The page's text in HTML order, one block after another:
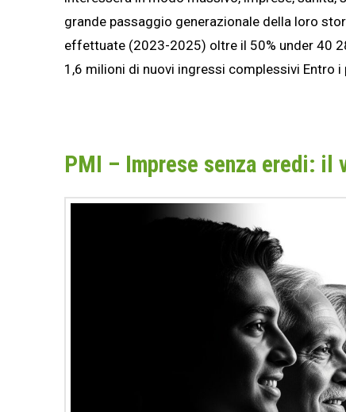
grande passaggio generazionale della loro
effettuate (2023-2025) oltre il 50% under 40
1,6 milioni di nuovi ingressi complessivi Entro
PMI – Imprese senza eredi: il